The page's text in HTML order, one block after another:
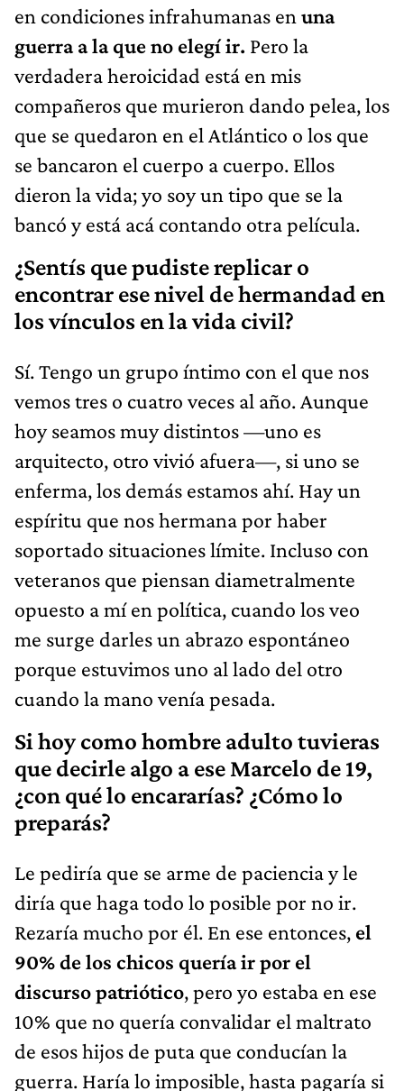
en condiciones infrahumanas en una
guerra a la que no elegí ir. Pero la
verdadera heroicidad está en mis
compañeros que murieron dando pelea, los
que se quedaron en el Atlántico o los que
se bancaron el cuerpo a cuerpo. Ellos
dieron la vida; yo soy un tipo que se la
bancó y está acá contando otra película.
¿Sentís que pudiste replicar o
encontrar ese nivel de hermandad en
los vínculos en la vida civil?
Sí. Tengo un grupo íntimo con el que nos
vemos tres o cuatro veces al año. Aunque
hoy seamos muy distintos —uno es
arquitecto, otro vivió afuera—, si uno se
enferma, los demás estamos ahí. Hay un
espíritu que nos hermana por haber
soportado situaciones límite. Incluso con
veteranos que piensan diametralmente
opuesto a mí en política, cuando los veo
me surge darles un abrazo espontáneo
porque estuvimos uno al lado del otro
cuando la mano venía pesada.
Si hoy como hombre adulto tuvieras
que decirle algo a ese Marcelo de 19,
¿con qué lo encararías? ¿Cómo lo
preparás?
Le pediría que se arme de paciencia y le
diría que haga todo lo posible por no ir.
Rezaría mucho por él. En ese entonces, el
90% de los chicos quería ir por el
discurso patriótico, pero yo estaba en ese
10% que no quería convalidar el maltrato
de esos hijos de puta que conducían la
guerra. Haría lo imposible, hasta pagaría si